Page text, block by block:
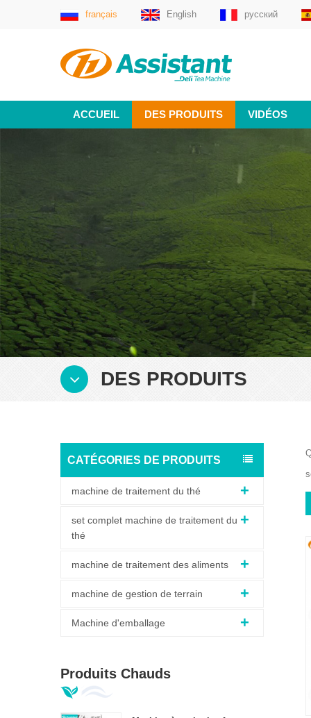
français English русский
ACCUEIL DES PRODUITS VIDÉOS
DES PRODUITS
CATÉGORIES DE PRODUITS
machine de traitement du thé
set complet machine de traitement du
thé
machine de traitement des aliments
machine de gestion de terrain
Machine d'emballage
Produits Chauds